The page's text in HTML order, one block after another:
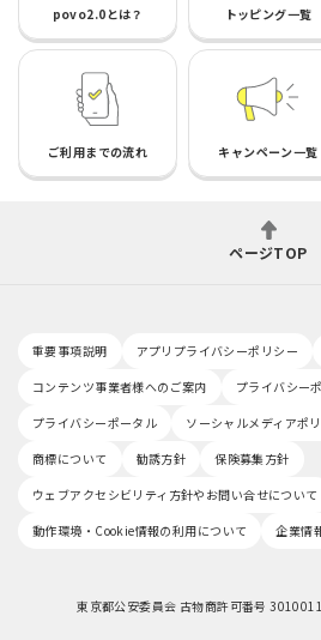
povo2.0とは？ トッピング一覧
ご利用までの流れ キャンペーン一覧
ページTOP
重要事項説明 アプリプライバシーポリシー
コンテンツ事業者様へのご案内
プライバシー
プライバシーポータル
ソーシャルメディアポ
商標について
勧誘方針
保険募集方針
ウェブアクセシビリティ方針やお問い合せについて
動作環境・Cookie情報の利用について
企業情
東京都公安委員会 古物商許可番号